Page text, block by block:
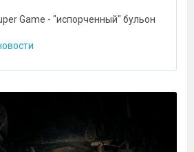
Game - "испорченный" бульон